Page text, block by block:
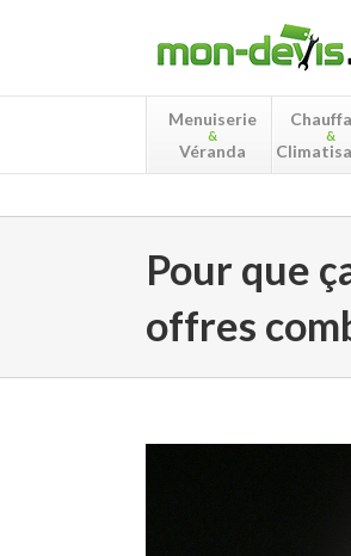
Pour que
offres
Menuiserie
&
Véranda
&